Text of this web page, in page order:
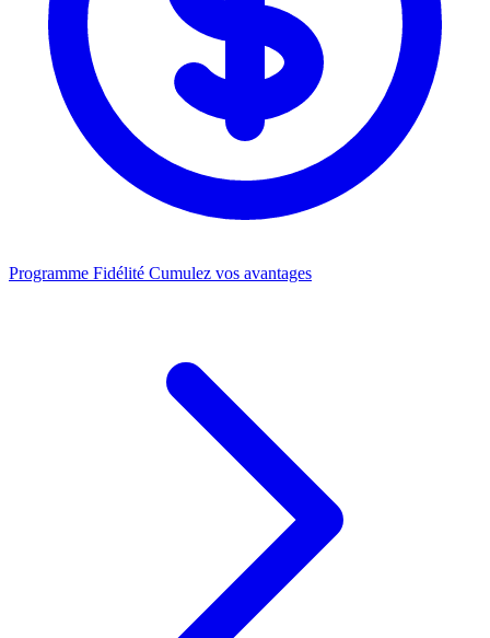
Programme Fidélité Cumulez vos avantages